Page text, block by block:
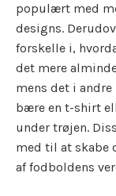
populært med
designs.
forskelle i,
det mere
mens det i andre
bære en t-shirt
under trøjen.
med til at skabe
af fodboldens